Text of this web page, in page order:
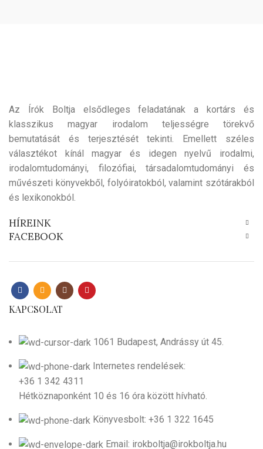
Az Írók Boltja elsődleges feladatának a kortárs és
klasszikus magyar irodalom teljességre törekvő
bemutatását és terjesztését tekinti. Emellett széles
választékot kínál magyar és idegen nyelvű irodalmi,
irodalomtudományi, filozófiai, társadalomtudományi és
művészeti könyvekből, folyóiratokból, valamint szótárakból
és lexikonokból.
HÍREINK
FACEBOOK
KAPCSOLAT
1061 Budapest, Andrássy út 45.
Internetes rendelések:
+36 1 342 4311
Hétköznaponként 10 és 16 óra között hívható.
Könyvesbolt: +36 1 322 1645
Email: irokboltja@irokboltja.hu